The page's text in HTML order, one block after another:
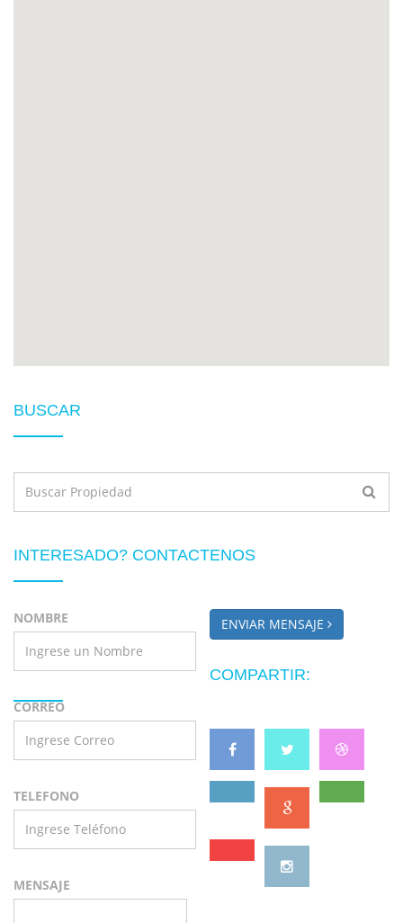
BUSCAR
INTERESADO? CONTACTENOS
NOMBRE
CORREO
TELEFONO
MENSAJE
ENVIAR MENSAJE
COMPARTIR: